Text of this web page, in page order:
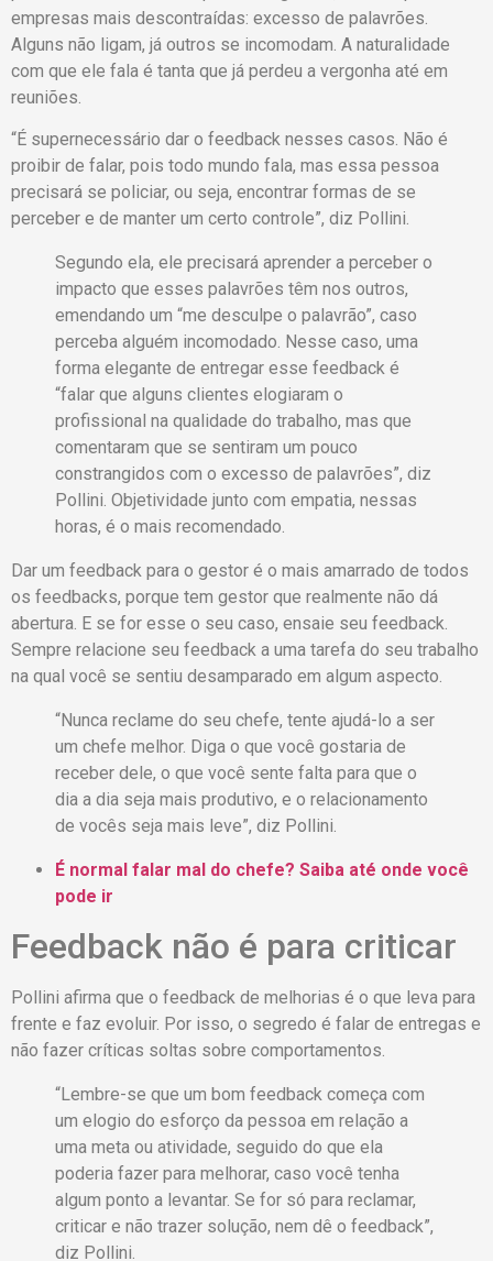
empresas mais descontraídas: excesso de palavrões.
Alguns não ligam, já outros se incomodam. A naturalidade
com que ele fala é tanta que já perdeu a vergonha até em
reuniões.
“É supernecessário dar o feedback nesses casos. Não é
proibir de falar, pois todo mundo fala, mas essa pessoa
precisará se policiar, ou seja, encontrar formas de se
perceber e de manter um certo controle”, diz Pollini.
Segundo ela, ele precisará aprender a perceber o
impacto que esses palavrões têm nos outros,
emendando um “me desculpe o palavrão”, caso
perceba alguém incomodado. Nesse caso, uma
forma elegante de entregar esse feedback é
“falar que alguns clientes elogiaram o
profissional na qualidade do trabalho, mas que
comentaram que se sentiram um pouco
constrangidos com o excesso de palavrões”, diz
Pollini. Objetividade junto com empatia, nessas
horas, é o mais recomendado.
Dar um feedback para o gestor é o mais amarrado de todos
os feedbacks, porque tem gestor que realmente não dá
abertura. E se for esse o seu caso, ensaie seu feedback.
Sempre relacione seu feedback a uma tarefa do seu trabalho
na qual você se sentiu desamparado em algum aspecto.
“Nunca reclame do seu chefe, tente ajudá-lo a ser
um chefe melhor. Diga o que você gostaria de
receber dele, o que você sente falta para que o
dia a dia seja mais produtivo, e o relacionamento
de vocês seja mais leve”, diz Pollini.
É normal falar mal do chefe? Saiba até onde você
pode ir
Feedback não é para criticar
Pollini afirma que o feedback de melhorias é o que leva para
frente e faz evoluir. Por isso, o segredo é falar de entregas e
não fazer críticas soltas sobre comportamentos.
“Lembre-se que um bom feedback começa com
um elogio do esforço da pessoa em relação a
uma meta ou atividade, seguido do que ela
poderia fazer para melhorar, caso você tenha
algum ponto a levantar. Se for só para reclamar,
criticar e não trazer solução, nem dê o feedback”,
diz Pollini.